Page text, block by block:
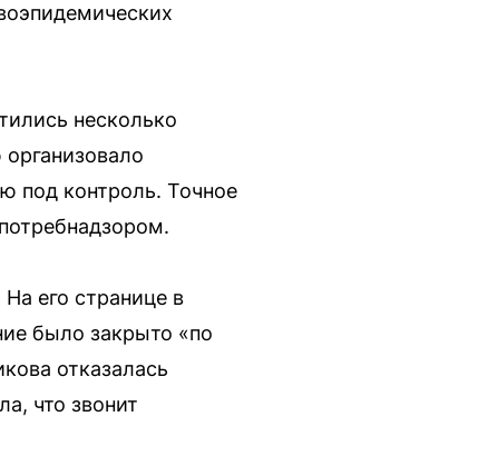
несколько
под контроль. Точное
его странице в
было закрыто «по
отказалась
что звонит